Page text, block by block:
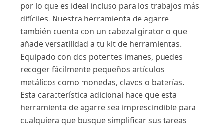
por lo que es ideal incluso para los trabajos más
difíciles. Nuestra herramienta de agarre
también cuenta con un cabezal giratorio que
añade versatilidad a tu kit de herramientas.
Equipado con dos potentes imanes, puedes
recoger fácilmente pequeños artículos
metálicos como monedas, clavos o baterías.
Esta característica adicional hace que esta
herramienta de agarre sea imprescindible para
cualquiera que busque simplificar sus tareas